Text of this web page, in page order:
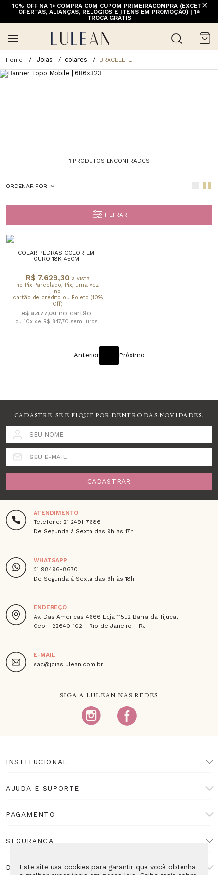
10% OFF NA 1ª COMPRA COM CUPOM PRIMEIRACOMPRA (EXCETO
OFERTAS, ALIANÇAS, RELÓGIOS E ITENS EM PROMOÇÃO) | 1ª
TROCA GRÁTIS
Este site usa cookies para garantir que você obtenha
Joias colares BRACELETE
1 PRODUTOS ENCONTRADOS
ORDENAR POR
FILTRAR
COLAR PEDRAS COLOR EM
OURO 18K 45CM
R$ 7.629,30 à vista
no Pix Parcelado, Pix, uma vez
no
cartão de crédito ou Boleto (10%
Off)
R$ 8.477,00
ou 10x de R$ 847,70 sem juros
Anterior 1 Próximo
CADASTRE-SE E FIQUE POR DENTRO DAS NOVIDADES.
SEU NOME
SEU E-MAIL
CADASTRAR
ATENDIMENTO
Telefone: 21 2491-7686
De Segunda à Sexta das 9h às 17h
WHATSAPP
21 98496-8670
De Segunda à Sexta das 9h às 18h
ENDEREÇO
Av. Das Americas 4666 Loja 115E2 Barra da Tijuca,
Cep - 22640-102 - Rio de Janeiro - RJ
E-MAIL
sac@joiaslulean.com.br
SIGA A LULEAN NAS REDES
INSTITUCIONAL
AJUDA E SUPORTE
PAGAMENTO
SEGURANÇA
DESENVOLVIMENTO